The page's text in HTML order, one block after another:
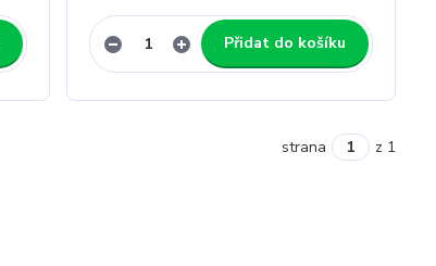
Přidat do košíku
strana z 1